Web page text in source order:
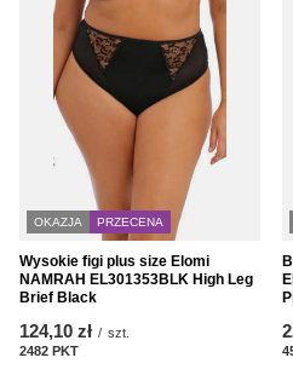
OKAZJA PRZECENA
Wysokie figi plus size Elomi
NAMRAH EL301353BLK High Leg
Brief Black
124,10 zł / szt.
2482 PKT